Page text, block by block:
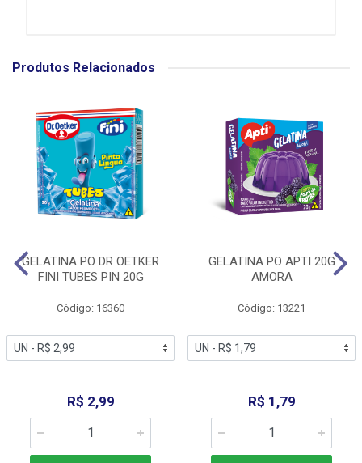
Produtos Relacionados
GELATINA PO DR OETKER
FINI TUBES PIN 20G
Código: 16360
R$ 2,99
GELATINA PO APTI 20G
AMORA
Código: 13221
R$ 1,79